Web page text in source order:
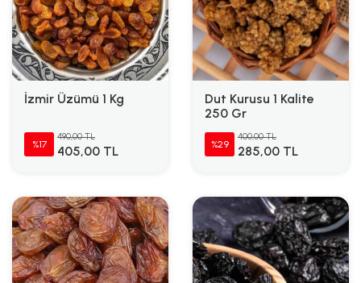
İzmir Üzümü 1 Kg
%17
490,00 TL
405,00 TL
Dut Kurusu 1 Kalite
250 Gr
%29
400,00 TL
285,00 TL